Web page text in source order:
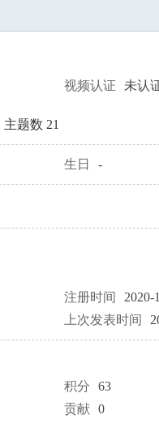
视频认证 未认
主题数 21
生日 -
注册时间
2020-
上次发表时间
积分
63
贡献 0